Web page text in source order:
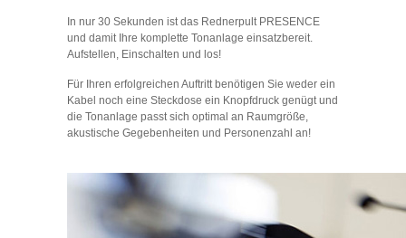
In nur 30 Sekunden ist das Rednerpult PRESENCE
und damit Ihre komplette Tonanlage einsatzbereit.
Aufstellen, Einschalten und los!
Für Ihren erfolgreichen Auftritt benötigen Sie weder ein
Kabel noch eine Steckdose ein Knopfdruck genügt und
die Tonanlage passt sich optimal an Raumgröße,
akustische Gegebenheiten und Personenzahl an!